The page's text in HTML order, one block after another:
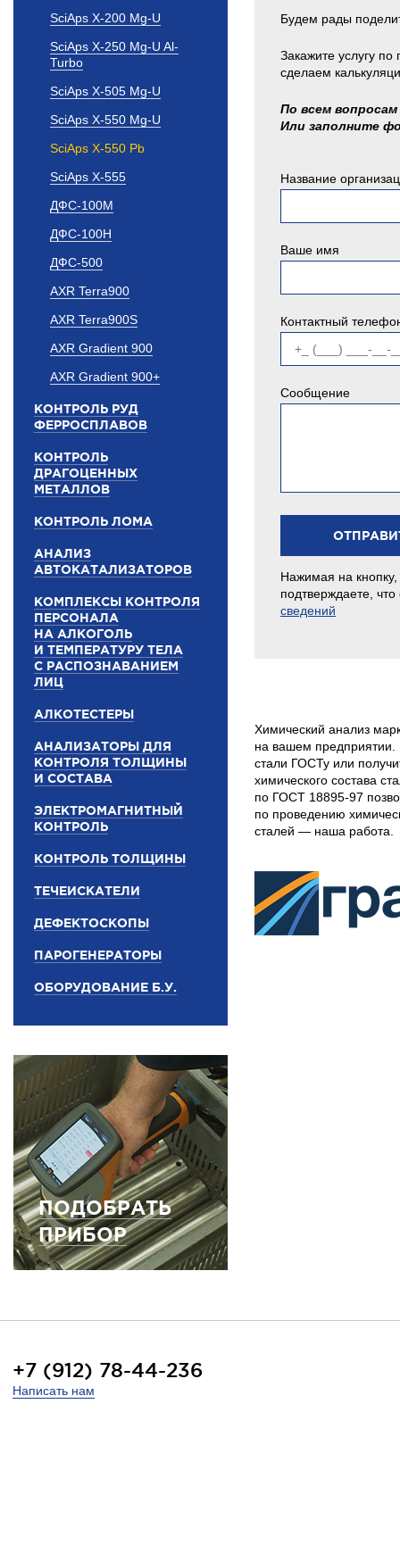
SciAps X-200 Mg-U
SciAps X-250 Mg-U Al-
Turbo
SciAps X-505 Mg-U
SciAps X-550 Mg-U
SciAps X-550 Pb
SciAps X-555
ДФС-100М
ДФС-100Н
ДФС-500
AXR Terra900
AXR Terra900S
AXR Gradient 900
AXR Gradient 900+
КОНТРОЛЬ РУД
ФЕРРОСПЛАВОВ
КОНТРОЛЬ
ДРАГОЦЕННЫХ
МЕТАЛЛОВ
КОНТРОЛЬ ЛОМА
АНАЛИЗ
АВТОКАТАЛИЗАТОРОВ
КОМПЛЕКСЫ КОНТРОЛЯ
ПЕРСОНАЛА
НА АЛКОГОЛЬ
И ТЕМПЕРАТУРУ ТЕЛА
С РАСПОЗНАВАНИЕМ
ЛИЦ
АЛКОТЕСТЕРЫ
АНАЛИЗАТОРЫ ДЛЯ
КОНТРОЛЯ ТОЛЩИНЫ
И СОСТАВА
ЭЛЕКТРОМАГНИТНЫЙ
КОНТРОЛЬ
КОНТРОЛЬ ТОЛЩИНЫ
ТЕЧЕИСКАТЕЛИ
ДЕФЕКТОСКОПЫ
ПАРОГЕНЕРАТОРЫ
ОБОРУДОВАНИЕ Б.У.
ПОДОБРАТЬ
ПРИБОР
Будем рады
Закажите услугу
сделаем
По всем вопросам
Или заполните
Название
Ваше имя
Контактный
Сообщение
Нажимая на
подтверждаете,
сведений
Химический анализ
на вашем предприятии.
стали ГОСТу или
химического состава
по ГОСТ 18895-97
по проведению
сталей — наша работа.
+7 (912) 78-44-236
Написать нам